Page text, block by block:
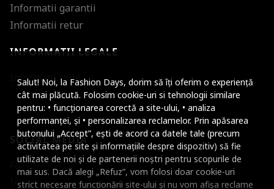
Salut! Noi, la Fashion Days, dorim să îți oferim o experiență
cât mai plăcută. Folosim cookie-uri si tehnologii similare
pentru: • funcționarea corectă a site-ului, • analiza
performanței, și • personalizarea reclamelor. Prin apăsarea
butonului „Accept”, ești de acord ca datele tale (precum
activitatea pe site și informațiile despre dispozitiv) să fie
utilizate de noi și de partenerii noștri pentru scopurile de
mai sus. Dacă alegi „Refuz”, vom folosi doar cookie-uri
strict necesare funcționării site-ului și nu vom afișa reclame
Informatii garantii
Informatii retur
INFORMATII LEGALE
Informatii utile
SOCIAL MEDIA
Facebook
Instagram
Micsoreaza
Mareste spatierea
Micsoreaza
Mareste inaltimea